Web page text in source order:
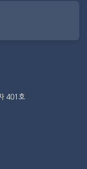
401호